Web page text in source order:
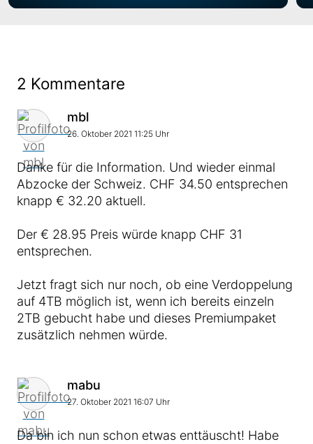
2 Kommentare
Kommentar von
mbl
26. Oktober 2021 11:25 Uhr
Danke für die Information. Und wieder einmal
Abzocke der Schweiz. CHF 34.50 entsprechen
knapp € 32.20 aktuell.
Der € 28.95 Preis würde knapp CHF 31
entsprechen.
Jetzt fragt sich nur noch, ob eine Verdoppelung
auf 4TB möglich ist, wenn ich bereits einzeln
2TB gebucht habe und dieses Premiumpaket
zusätzlich nehmen würde.
Kommentar von
mabu
27. Oktober 2021 16:07 Uhr
Da bin ich nun schon etwas enttäuscht! Habe